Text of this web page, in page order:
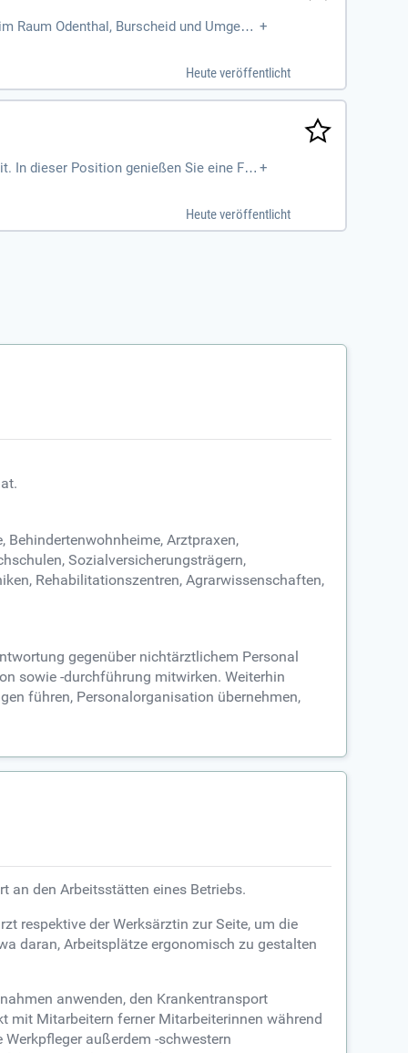
Raum Odenthal, Burscheid und Umgebu
der Nachbarschaft
+
Heute veröffentlicht
In dieser Position genießen Sie eine Fre
und die Gestaltung handl
die Ihnen bei der Ausbildung z
Lernbegleitung. Ihre Verantwortung umf
+
Heute veröffentlicht
Arztpraxen,
Sozialversicherungsträgern,
Rehabilitationszentren, Agrarwissenschaften,
gegenüber nichtärztlichem Personal
sowie -durchführung mitwirken. Weiterhin
führen, Personalorganisation übernehmen,
an den Arbeitsstätten eines Betriebs.
respektive der Werksärztin zur Seite, um die
daran, Arbeitsplätze ergonomisch zu gestalten
anwenden, den Krankentransport
mit Mitarbeitern ferner Mitarbeiterinnen während
außerdem -schwestern